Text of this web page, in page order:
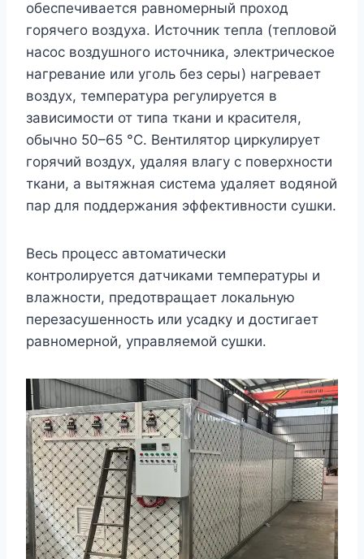
обеспечивается равномерный проход
горячего воздуха. Источник тепла (тепловой
насос воздушного источника, электрическое
нагревание или уголь без серы) нагревает
воздух, температура регулируется в
зависимости от типа ткани и красителя,
обычно 50–65 °C. Вентилятор циркулирует
горячий воздух, удаляя влагу с поверхности
ткани, а вытяжная система удаляет водяной
пар для поддержания эффективности сушки.
Весь процесс автоматически
контролируется датчиками температуры и
влажности, предотврaщает локальную
перезасушенность или усадку и достигает
равномерной, управляемой сушки.